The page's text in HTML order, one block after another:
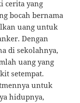
cerita yang
bocah bernama
uang untuk
Dengan
di sekolahnya,
uang yang
setempat.
untuk
hidupnya,